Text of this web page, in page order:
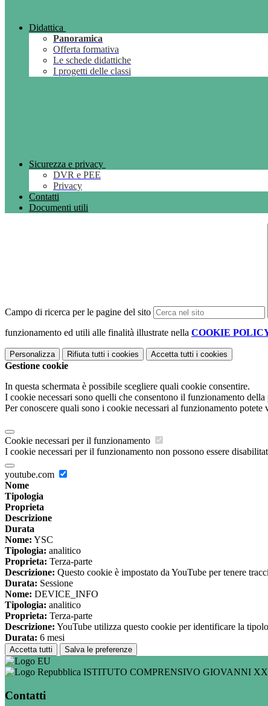
Didattica
Panoramica
Offerta formativa
Le schede didattiche
I progetti delle classi
Sicurezza e privacy
DVR e PEE
Privacy
Contatti
Documenti utili
Campo di ricerca per le pagine del sito
funzionamento ed utili alle finalità illustrate nella COOKIE
Personalizza Rifiuta tutti i cookies Accetta tutti i cookies
Gestione cookie
In questa schermata è possibile scegliere quali cookie consentire.
I cookie necessari sono quelli che consentono il funzionamento
Per conoscere quali sono i cookie necessari al funzionamento potete
Cookie necessari per il funzionamento
I cookie necessari per il funzionamento non possono essere
youtube.com
Nome
Tipologia
Proprieta
Descrizione
Durata
Nome: YSC
Tipologia: analitico
Proprieta: Terza-parte
Descrizione: Questo cookie è impostato da YouTube per tenere
Durata: Sessione
Nome: DEVICE_INFO
Tipologia: analitico
Proprieta: Terza-parte
Descrizione: YouTube utilizza questo cookie per identificare la
Durata: 6 mesi
Accetta tutti Salva le preferenze
ISTITUTO COMPRENSIVO GIOVANNI
Contatti